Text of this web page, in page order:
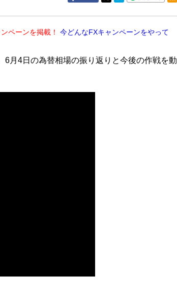
ペーンを掲載！
今どんなFXキャンペーンをやって
6月4日の為替相場の振り返りと今後の作戦を動